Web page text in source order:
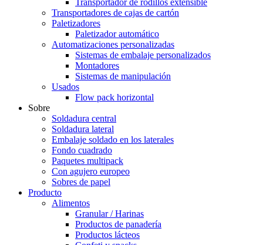
Transportador de rodillos extensible
Transportadores de cajas de cartón
Paletizadores
Paletizador automático
Automatizaciones personalizadas
Sistemas de embalaje personalizados
Montadores
Sistemas de manipulación
Usados
Flow pack horizontal
Sobre
Soldadura central
Soldadura lateral
Embalaje soldado en los laterales
Fondo cuadrado
Paquetes multipack
Con agujero europeo
Sobres de papel
Producto
Alimentos
Granular / Harinas
Productos de panadería
Productos lácteos